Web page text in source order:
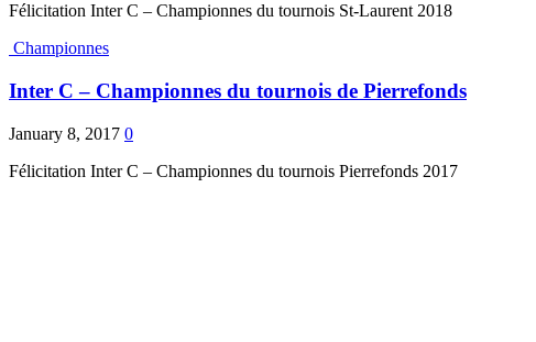
Félicitation Inter C – Championnes du tournois St-Laurent 2018
Championnes
Inter C – Championnes du tournois de Pierrefonds
January 8, 2017 0
Félicitation Inter C – Championnes du tournois Pierrefonds 2017